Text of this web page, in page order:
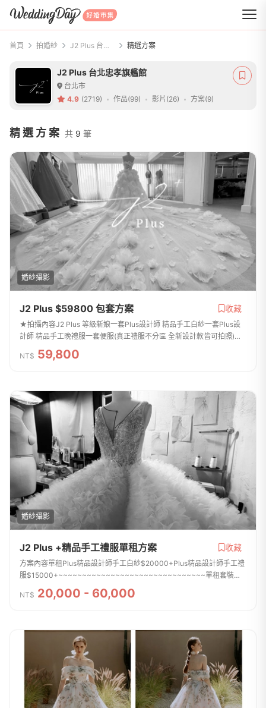
WeddingDay 好婚市集
首頁 拍婚紗 J2 Plus 台北忠孝旗艦館 精選方案
J2 Plus 台北忠孝旗艦館
台北市
4.9 (2719) 作品(99) 影片(26) 方案(9)
精選方案 共 9 筆
婚紗攝影
J2 Plus $59800 包套方案 收藏
★拍攝內容J2 Plus 等級新娘一套Plus設計師 精品手工白紗一套Plus設
計師 精品手工晚禮服一套便服(真正禮服不分區 全新設計款皆可拍照)新
郎拍攝西服提供二套 便服一套整體造型全程跟拍服務免費提供安瓶 / 拍
攝道具 手...
NT$ 59,800
婚紗攝影
J2 Plus +精品手工禮服單租方案 收藏
方案內容單租Plus精品設計師手工白紗$20000+Plus精品設計師手工禮
服$15000+~~~~~~~~~~~~~~~~~~~~~~~~~~~~~~~單租套裝
$45000一套Plus精品設計師手工白紗二套Plus精品設計師手工禮服贈
結婚捧花+6朵胸花($3000)(此包套...
NT$ 20,000 - 60,000